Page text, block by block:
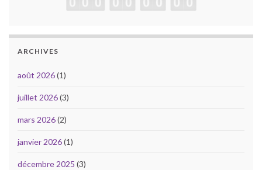
ARCHIVES
août 2026(1)
juillet 2026(3)
mars 2026(2)
janvier 2026(1)
décembre 2025 (3)